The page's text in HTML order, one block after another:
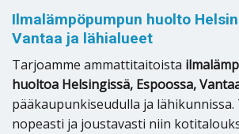
Ilmalämpöpumpun huolto
Vantaa ja lähialueet
Tarjoamme ammattitaitoista
huoltoa Helsingissä, Espoossa,
pääkaupunkiseudulla ja lähikunnissa.
nopeasti ja joustavasti niin